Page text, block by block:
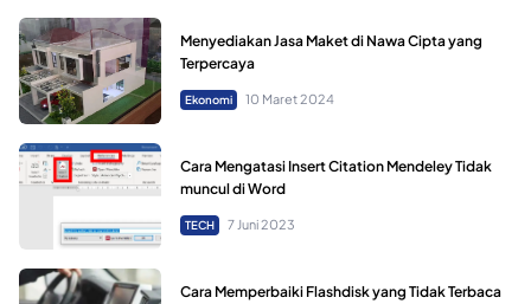
Menyediakan Jasa Maket di Nawa Cipta yang
Terpercaya
Ekonomi 10 Maret 2024
Cara Mengatasi Insert Citation Mendeley Tidak
muncul di Word
TECH 7 Juni 2023
Cara Memperbaiki Flashdisk yang Tidak Terbaca